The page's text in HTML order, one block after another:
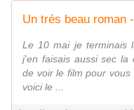
Un trés beau roman
Le 10 mai je terminais
j'en faisais aussi sec la
de voir le film pour
voici le ...